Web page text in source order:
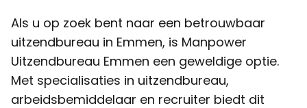
Als u op zoek bent naar een betrouwbaar
uitzendbureau in Emmen, is Manpower
Uitzendbureau Emmen een geweldige optie.
Met specialisaties in uitzendbureau,